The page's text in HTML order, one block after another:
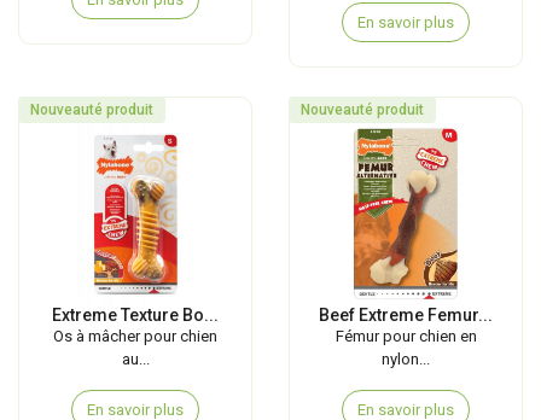
En savoir plus
Nouveauté produit
Extreme Texture Bo...
Os à mâcher pour chien
au...
En savoir plus
Nouveauté produit
Beef Extreme Femur...
Fémur pour chien en
nylon...
En savoir plus